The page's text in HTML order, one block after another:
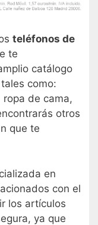
teléfonos de
te
catálogo
como:
de cama,
otros
que te
en
con el
los artículos
ya que